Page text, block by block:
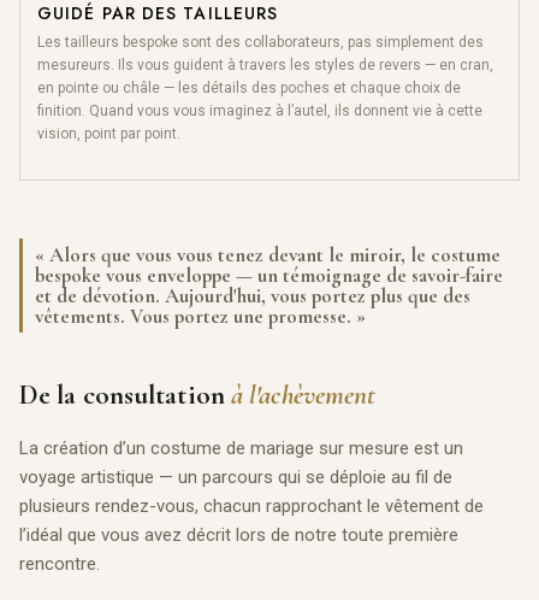
GUIDÉ PAR DES TAILLEURS
Les tailleurs bespoke sont des collaborateurs, pas simplement des
mesureurs. Ils vous guident à travers les styles de revers — en cran,
en pointe ou châle — les détails des poches et chaque choix de
finition. Quand vous vous imaginez à l’autel, ils donnent vie à cette
vision, point par point.
« Alors que vous vous tenez devant le miroir, le costume
bespoke vous enveloppe — un témoignage de savoir-faire
et de dévotion. Aujourd'hui, vous portez plus que des
vêtements. Vous portez une promesse. »
De la consultationà l'achèvement
La création d’un costume de mariage sur mesure est un
voyage artistique — un parcours qui se déploie au fil de
plusieurs rendez-vous, chacun rapprochant le vêtement de
l’idéal que vous avez décrit lors de notre toute première
rencontre.